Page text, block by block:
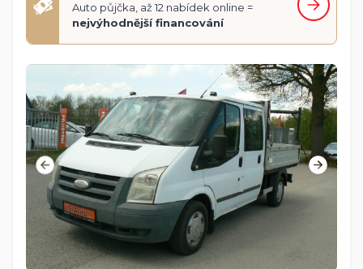
Auto půjčka, až 12 nabídek online =
nejvýhodnější financování